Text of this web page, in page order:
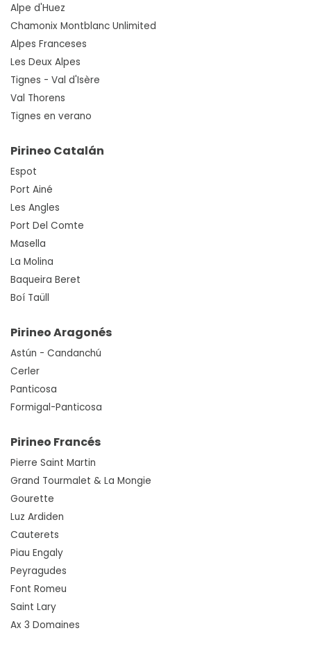
Alpe d'Huez
Chamonix Montblanc Unlimited
Alpes Franceses
Les Deux Alpes
Tignes - Val d'Isère
Val Thorens
Tignes en verano
Pirineo Catalán
Espot
Port Ainé
Les Angles
Port Del Comte
Masella
La Molina
Baqueira Beret
Boí Taüll
Pirineo Aragonés
Astún - Candanchú
Cerler
Panticosa
Formigal-Panticosa
Pirineo Francés
Pierre Saint Martin
Grand Tourmalet & La Mongie
Gourette
Luz Ardiden
Cauterets
Piau Engaly
Peyragudes
Font Romeu
Saint Lary
Ax 3 Domaines